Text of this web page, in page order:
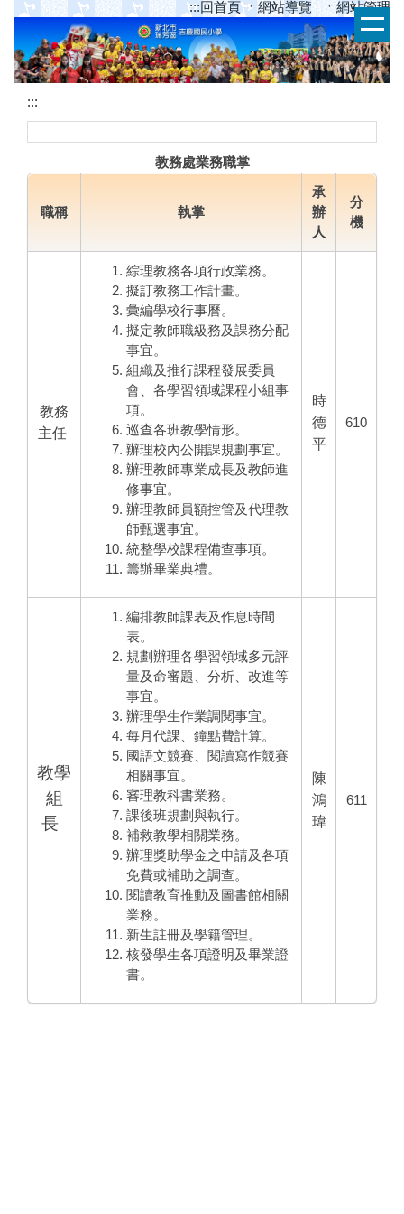
到
主
要
內
:::回首頁 ㆍ網站導覽 ㆍ網站管理
:::
主
容
區
塊
務
業
務
職
教務處業務職掌
職稱 執掌
承
辦
人
分
機
教務
主任
綜理教務各項行政業務。
擬訂教務工作計畫。
彙編學校行事曆。
擬定教師職級務及課務分配
事宜。
組織及推行課程發展委員
會、各學習領域課程小組事
項。
巡查各班教學情形。
辦理校內公開課規劃事宜。
辦理教師專業成長及教師進
修事宜。
辦理教師員額控管及代理教
師甄選事宜。
統整學校課程備查事項。
籌辦畢業典禮。
時
德
平
610
教學
組
長
編排教師課表及作息時間
表。
規劃辦理各學習領域多元評
量及命審題、分析、改進等
事宜。
辦理學生作業調閱事宜。
每月代課、鐘點費計算。
國語文競賽、閱讀寫作競賽
相關事宜。
審理教科書業務。
課後班規劃與執行。
補救教學相關業務。
辦理獎助學金之申請及各項
免費或補助之調查。
閱讀教育推動及圖書館相關
業務。
新生註冊及學籍管理。
核發學生各項證明及畢業證
書。
陳
鴻
瑋
611